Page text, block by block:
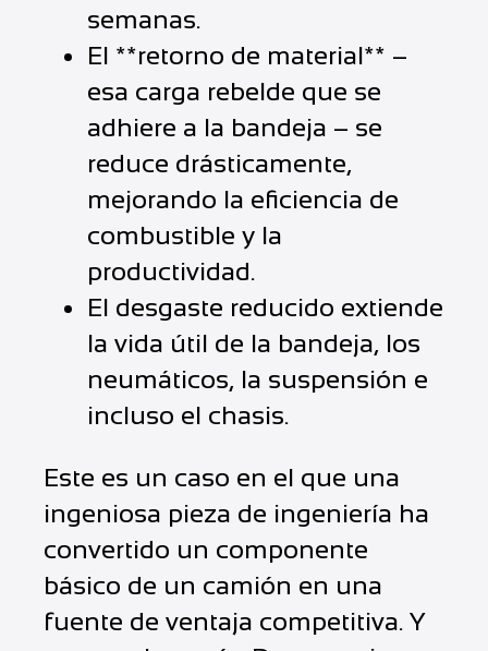
semanas.
El **retorno de material** –
esa carga rebelde que se
adhiere a la bandeja – se
reduce drásticamente,
mejorando la eficiencia de
combustible y la
productividad.
El desgaste reducido extiende
la vida útil de la bandeja, los
neumáticos, la suspensión e
incluso el chasis.
Este es un caso en el que una
ingeniosa pieza de ingeniería ha
convertido un componente
básico de un camión en una
fuente de ventaja competitiva. Y